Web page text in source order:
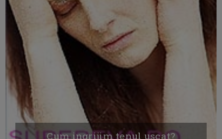
Cum ingrijim tenul uscat?